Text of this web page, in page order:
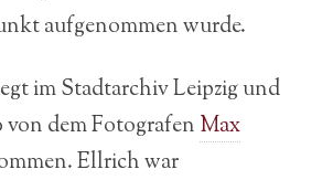
aufgenommen wurde.
im Stadtarchiv Leipzig und
von dem Fotografen Max
Ellrich war